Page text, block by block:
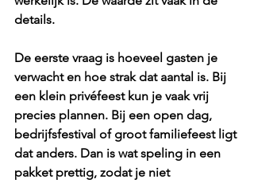
details.
De eerste vraag is hoeveel gasten je
verwacht en hoe strak dat aantal is. Bij
een klein privéfeest kun je vaak vrij
precies plannen. Bij een open dag,
bedrijfsfestival of groot familiefeest ligt
dat anders. Dan is wat speling in een
pakket prettig, zodat je niet